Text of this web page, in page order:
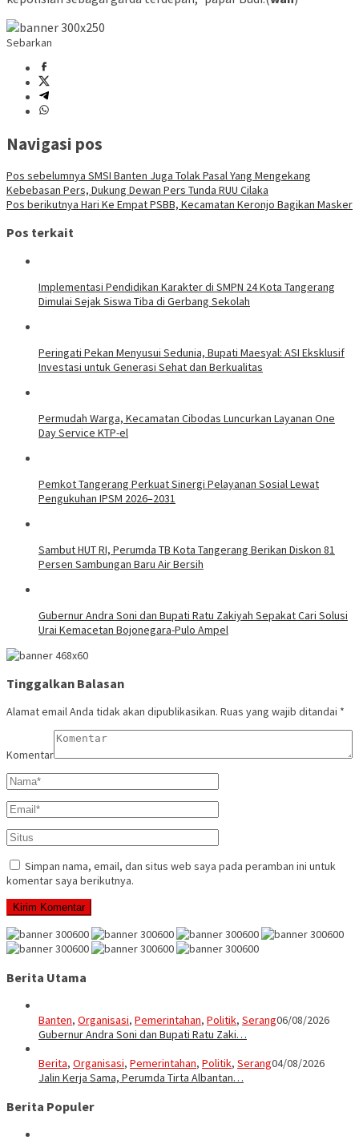
Sebarkan
Navigasi pos
Pos sebelumnya SMSI Banten Juga Tolak Pasal Yang Mengekang
Kebebasan Pers, Dukung Dewan Pers Tunda RUU Cilaka
Pos berikutnya Hari Ke Empat PSBB, Kecamatan Keronjo Bagikan Masker
Pos terkait
Implementasi Pendidikan Karakter di SMPN 24 Kota Tangerang
Dimulai Sejak Siswa Tiba di Gerbang Sekolah
Peringati Pekan Menyusui Sedunia, Bupati Maesyal: ASI Eksklusif
Investasi untuk Generasi Sehat dan Berkualitas
Permudah Warga, Kecamatan Cibodas Luncurkan Layanan One
Day Service KTP-el
Pemkot Tangerang Perkuat Sinergi Pelayanan Sosial Lewat
Pengukuhan IPSM 2026–2031
Sambut HUT RI, Perumda TB Kota Tangerang Berikan Diskon 81
Persen Sambungan Baru Air Bersih
Gubernur Andra Soni dan Bupati Ratu Zakiyah Sepakat Cari Solusi
Urai Kemacetan Bojonegara-Pulo Ampel
Tinggalkan Balasan
Alamat email Anda tidak akan dipublikasikan. Ruas yang wajib ditandai *
Komentar
Simpan nama, email, dan situs web saya pada peramban ini untuk
komentar saya berikutnya.
Berita Utama
Banten, Organisasi, Pemerintahan, Politik, Serang06/08/2026
Gubernur Andra Soni dan Bupati Ratu Zaki…
Berita, Organisasi, Pemerintahan, Politik, Serang04/08/2026
Jalin Kerja Sama, Perumda Tirta Albantan…
Berita Populer